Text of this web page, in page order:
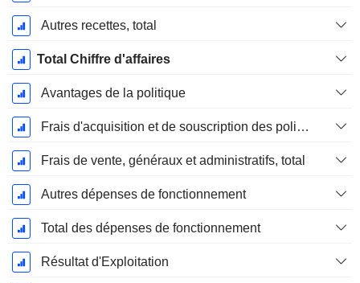
Autres recettes, total
Total Chiffre d'affaires
Avantages de la politique
Frais d'acquisition et de souscription des polices, total
Frais de vente, généraux et administratifs, total
Autres dépenses de fonctionnement
Total des dépenses de fonctionnement
Résultat d'Exploitation